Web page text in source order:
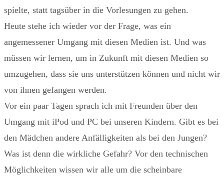
spielte, statt tagsüber in die Vorlesungen zu gehen.
Heute stehe ich wieder vor der Frage, was ein
angemessener Umgang mit diesen Medien ist. Und was
müssen wir lernen, um in Zukunft mit diesen Medien so
umzugehen, dass sie uns unterstützen können und nicht wir
von ihnen gefangen werden.
Vor ein paar Tagen sprach ich mit Freunden über den
Umgang mit iPod und PC bei unseren Kindern. Gibt es bei
den Mädchen andere Anfälligkeiten als bei den Jungen?
Was ist denn die wirkliche Gefahr? Vor den technischen
Möglichkeiten wissen wir alle um die scheinbare